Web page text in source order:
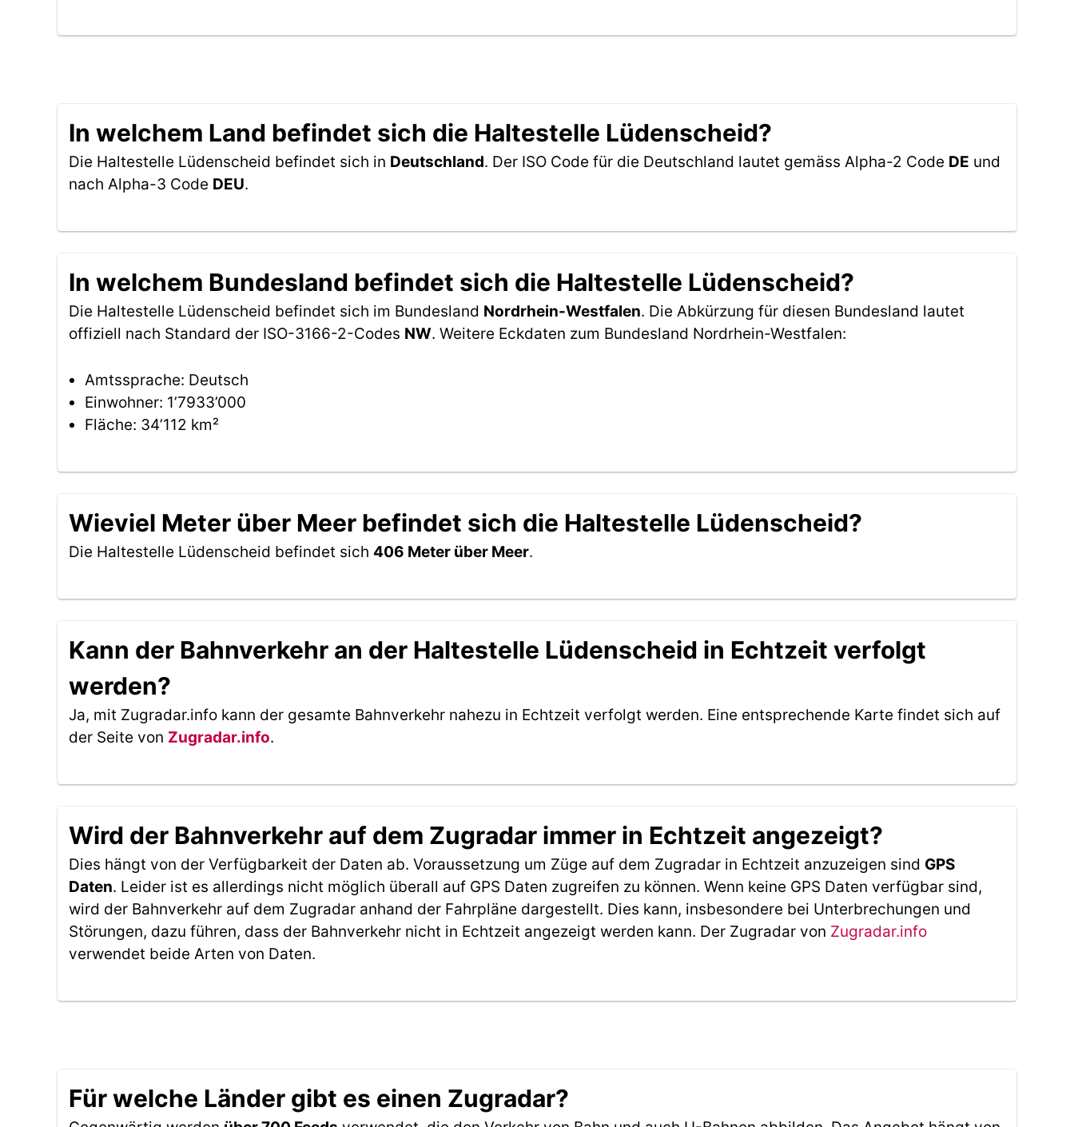
In welchem Land befindet sich die Haltestelle Lüdenscheid?
Die Haltestelle Lüdenscheid befindet sich in Deutschland. Der ISO Code für die Deutschland lautet gemäss Alpha-2 Code DE und
nach Alpha-3 Code DEU.
In welchem Bundesland befindet sich die Haltestelle Lüdenscheid?
Die Haltestelle Lüdenscheid befindet sich im Bundesland Nordrhein-Westfalen. Die Abkürzung für diesen Bundesland lautet
offiziell nach Standard der ISO-3166-2-Codes NW. Weitere Eckdaten zum Bundesland Nordrhein-Westfalen:
Amtssprache: Deutsch
Einwohner: 1’7933’000
Fläche: 34’112 km²
Wieviel Meter über Meer befindet sich die Haltestelle Lüdenscheid?
Die Haltestelle Lüdenscheid befindet sich 406 Meter über Meer.
Kann der Bahnverkehr an der Haltestelle Lüdenscheid in Echtzeit verfolgt
werden?
Ja, mit Zugradar.info kann der gesamte Bahnverkehr nahezu in Echtzeit verfolgt werden. Eine entsprechende Karte findet sich auf
der Seite von Zugradar.info.
Wird der Bahnverkehr auf dem Zugradar immer in Echtzeit angezeigt?
Dies hängt von der Verfügbarkeit der Daten ab. Voraussetzung um Züge auf dem Zugradar in Echtzeit anzuzeigen sind GPS
Daten. Leider ist es allerdings nicht möglich überall auf GPS Daten zugreifen zu können. Wenn keine GPS Daten verfügbar sind,
wird der Bahnverkehr auf dem Zugradar anhand der Fahrpläne dargestellt. Dies kann, insbesondere bei Unterbrechungen und
Störungen, dazu führen, dass der Bahnverkehr nicht in Echtzeit angezeigt werden kann. Der Zugradar von Zugradar.info
verwendet beide Arten von Daten.
Für welche Länder gibt es einen Zugradar?